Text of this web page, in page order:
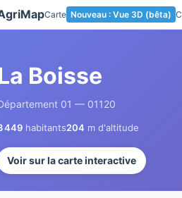
Carte Nouveau : Vue 3D (bêta)
Boisse
01 — 01120
449 habitants204 m d'altitude
Voir sur la carte interactive